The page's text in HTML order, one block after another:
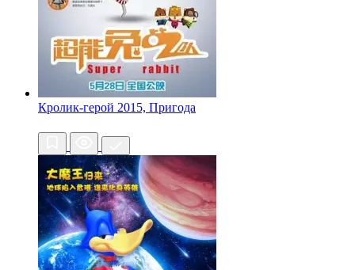
Кролик-герой 2015, Пригода